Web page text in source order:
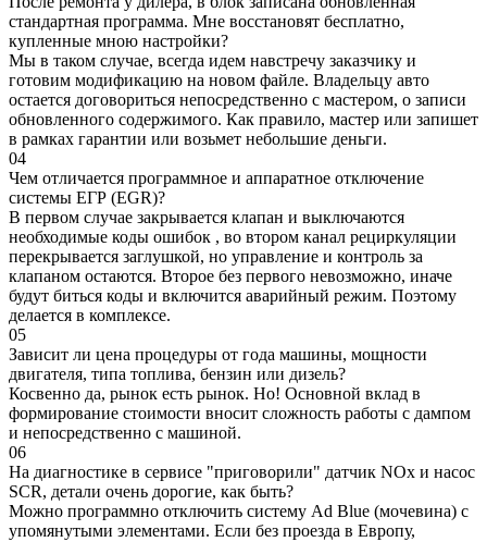
стандартная программа. Мне восстановят бесплатно,
купленные мною настройки?
Мы в таком случае, всегда идем навстречу заказчику и
готовим модификацию на новом файле. Владельцу авто
остается договориться непосредственно с мастером, о записи
обновленного содержимого. Как правило, мастер или запишет
в рамках гарантии или возьмет небольшие деньги.
04
Чем отличается программное и аппаратное отключение
системы ЕГР (EGR)?
В первом случае закрывается клапан и выключаются
необходимые коды ошибок , во втором канал рециркуляции
перекрывается заглушкой, но управление и контроль за
клапаном остаются. Второе без первого невозможно, иначе
будут биться коды и включится аварийный режим. Поэтому
делается в комплексе.
05
Зависит ли цена процедуры от года машины, мощности
двигателя, типа топлива, бензин или дизель?
Косвенно да, рынок есть рынок. Но! Основной вклад в
формирование стоимости вносит сложность работы с дампом
и непосредственно с машиной.
06
На диагностике в сервисе "приговорили" датчик NOx и насос
SCR, детали очень дорогие, как быть?
Можно программно отключить систему Ad Blue (мочевина) с
упомянутыми элементами. Если без проезда в Европу,